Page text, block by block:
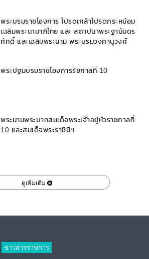
พระบรมราชโองการ โปรดเกล้าโปรดกระหม่อม
เฉลิมพระนามาภิไทย และ สถาปนาพระฐานันดร
ศักดิ์ และเฉลิมพระนาม พระบรมวงศานุวงศ์
พระปฐมบรมราชโองการรัชกาลที่ 10
พระนามพระบาทสมเด็จพระเจ้าอยู่หัวราชกาลที่
10 และสมเด็จพระราชินีฯ
ดูเพิ่มเติม
ข่าวสารราชการ